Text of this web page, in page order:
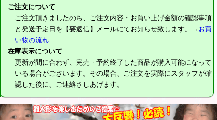
ご注文について
ご注文頂きましたのち、ご注文内容・お買い上げ金額の確認事項
と発送予定日を【要返信】メールにてお知らせ致します。→ お買
い物の流れ
在庫表示について
更新が間に合わず、完売・予約終了した商品が購入可能になって
いる場合がございます。その場合、ご注文を実際にスタッフが確
認した後に、ご連絡さしあげます。